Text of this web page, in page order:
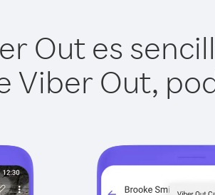
Out es
Viber Out,